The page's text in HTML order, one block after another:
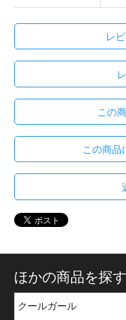
レ
この
この商品
ほかの商品を探す